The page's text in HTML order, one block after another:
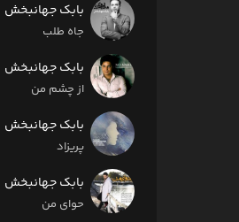
بابک جهانبخش
جاه طلب
بابک جهانبخش
از چشم من
بابک جهانبخش
پریزاد
بابک جهانبخش
حوای من